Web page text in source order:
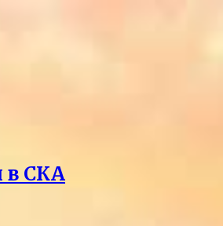
в СКА